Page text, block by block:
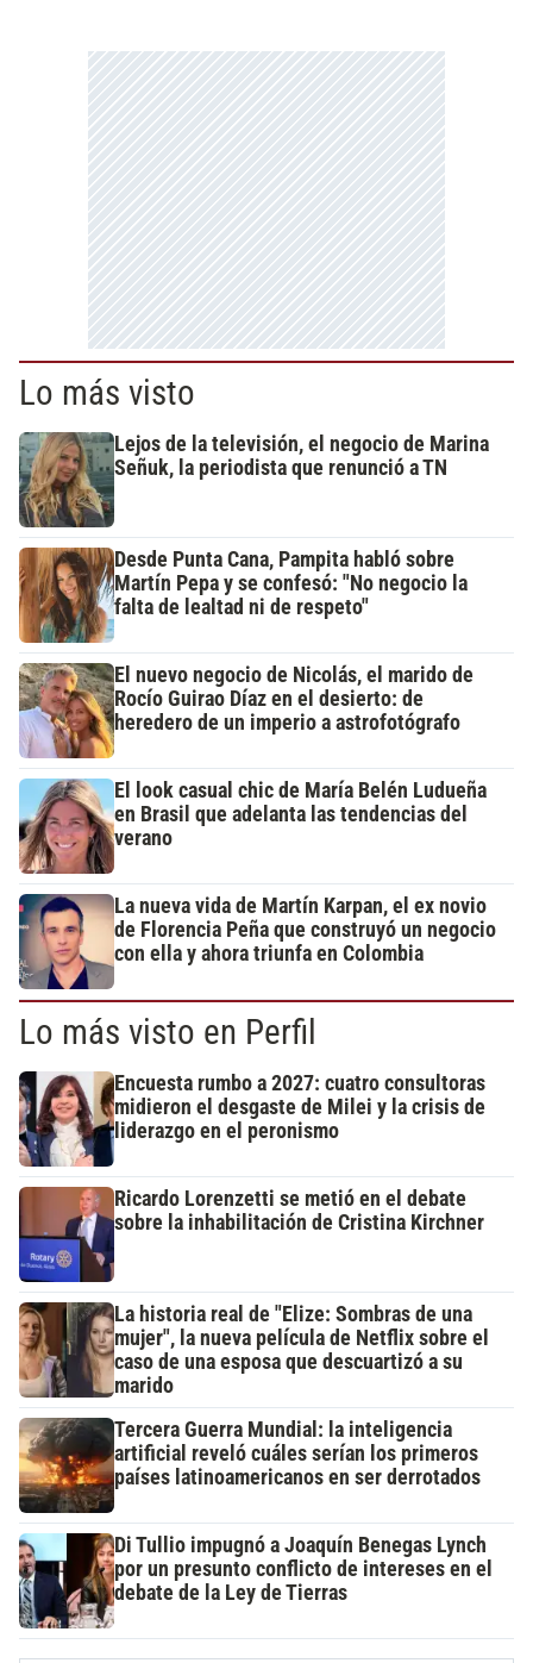
Lo más visto
Lejos de la televisión, el negocio de Marina
Señuk, la periodista que renunció a TN
Desde Punta Cana, Pampita habló sobre
Martín Pepa y se confesó: "No negocio la
falta de lealtad ni de respeto"
El nuevo negocio de Nicolás, el marido de
Rocío Guirao Díaz en el desierto: de
heredero de un imperio a astrofotógrafo
El look casual chic de María Belén Ludueña
en Brasil que adelanta las tendencias del
verano
La nueva vida de Martín Karpan, el ex novio
de Florencia Peña que construyó un negocio
con ella y ahora triunfa en Colombia
Lo más visto en Perfil
Encuesta rumbo a 2027: cuatro consultoras
midieron el desgaste de Milei y la crisis de
liderazgo en el peronismo
Ricardo Lorenzetti se metió en el debate
sobre la inhabilitación de Cristina Kirchner
La historia real de "Elize: Sombras de una
mujer", la nueva película de Netflix sobre el
caso de una esposa que descuartizó a su
marido
Tercera Guerra Mundial: la inteligencia
artificial reveló cuáles serían los primeros
países latinoamericanos en ser derrotados
Di Tullio impugnó a Joaquín Benegas Lynch
por un presunto conflicto de intereses en el
debate de la Ley de Tierras